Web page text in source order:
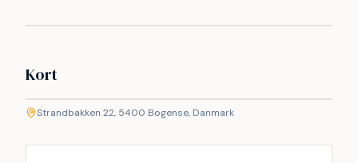
Kort
+
−
Strandbakken 22, 5400 Bogense, Danmark